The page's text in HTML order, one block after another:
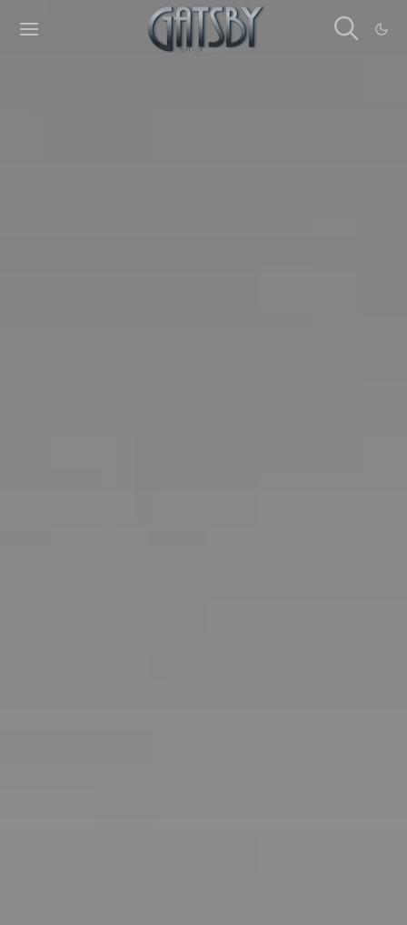
Cookies management panel